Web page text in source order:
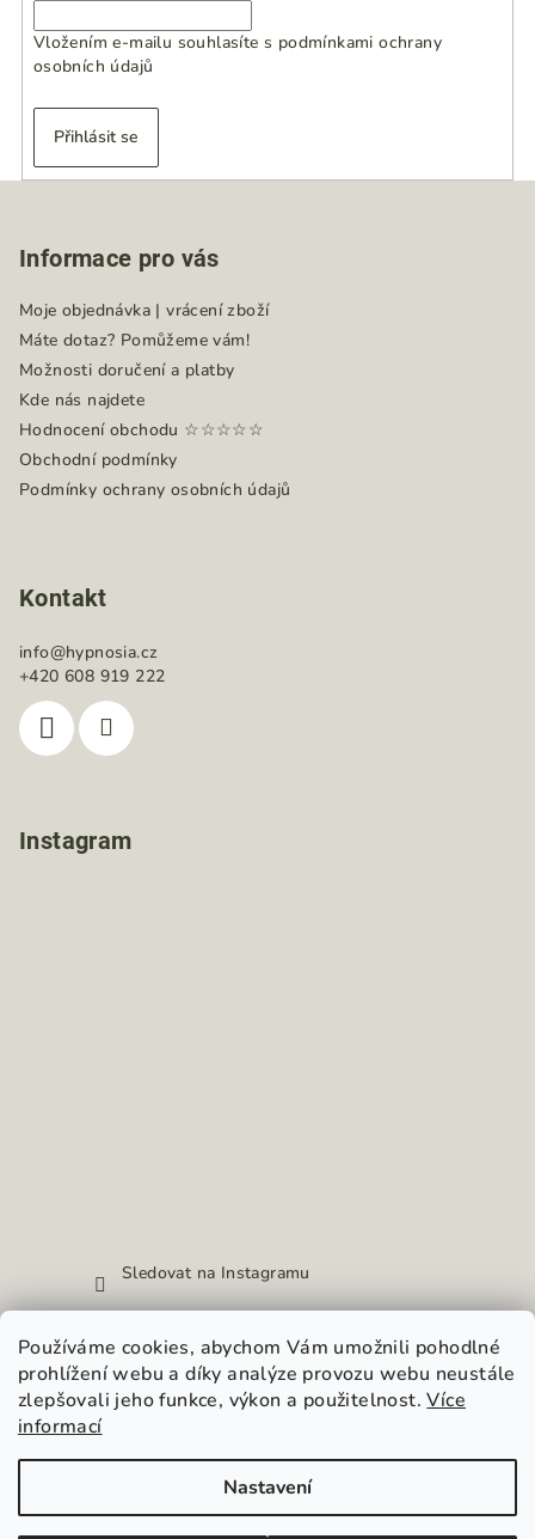
Používáme cookies, abychom Vám umožnili pohodlné
prohlížení webu a díky analýze provozu webu neustále
zlepšovali jeho funkce, výkon a použitelnost.Více
informací
Nastavení
Vložením e-mailu souhlasíte s podmínkami ochrany
osobních údajů
Přihlásit se
Informace pro vás
Moje objednávka | vrácení zboží
Máte dotaz? Pomůžeme vám!
Možnosti doručení a platby
Kde nás najdete
Hodnocení obchodu ☆☆☆☆☆
Obchodní podmínky
Podmínky ochrany osobních údajů
Kontakt
info@hypnosia.cz
+420 608 919 222
Instagram
Sledovat na Instagramu
Přijímáme online platby